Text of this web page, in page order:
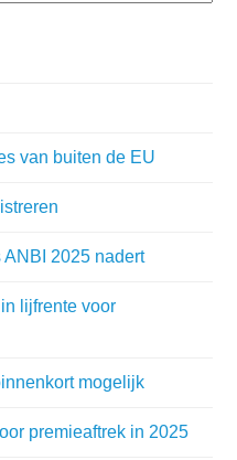
van buiten de EU
2025 nadert
lijfrente voor
mogelijk
premieaftrek in 2025